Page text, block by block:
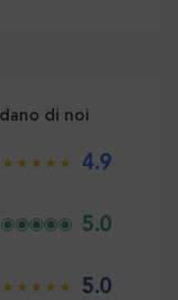
di noi
4.9
5.0
5.0